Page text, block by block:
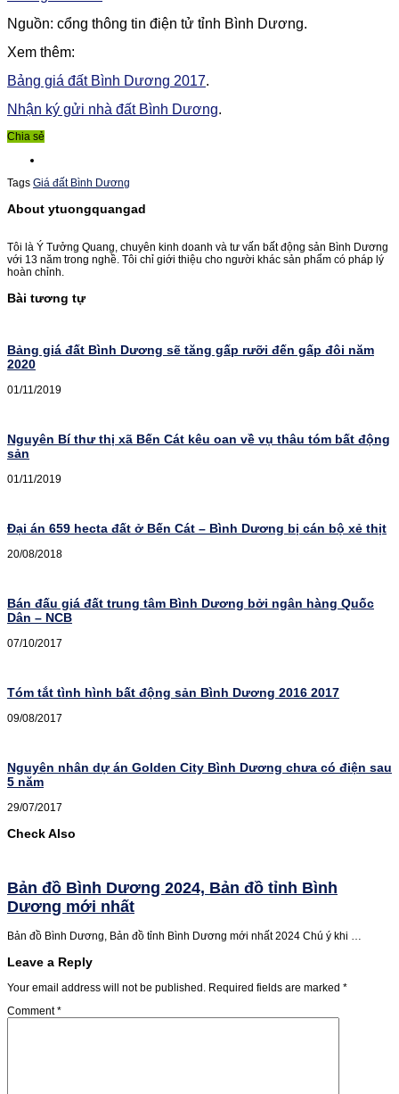
Nguồn: cổng thông tin điện tử tỉnh Bình Dương.
Xem thêm:
Bảng giá đất Bình Dương 2017.
Nhận ký gửi nhà đất Bình Dương.
Chia sẻ
Tags Giá đất Bình Dương
About ytuongquangad
Tôi là Ý Tưởng Quang, chuyên kinh doanh và tư vấn bất động sản Bình Dương
với 13 năm trong nghề. Tôi chỉ giới thiệu cho người khác sản phẩm có pháp lý
hoàn chỉnh.
Bài tương tự
Bảng giá đất Bình Dương sẽ tăng gấp rưỡi đến gấp đôi năm
2020
01/11/2019
Nguyên Bí thư thị xã Bến Cát kêu oan về vụ thâu tóm bất động
sản
01/11/2019
Đại án 659 hecta đất ở Bến Cát – Bình Dương bị cán bộ xẻ thịt
20/08/2018
Bán đấu giá đất trung tâm Bình Dương bởi ngân hàng Quốc
Dân – NCB
07/10/2017
Tóm tắt tình hình bất động sản Bình Dương 2016 2017
09/08/2017
Nguyên nhân dự án Golden City Bình Dương chưa có điện sau
5 năm
29/07/2017
Check Also
Bản đồ Bình Dương 2024, Bản đồ tỉnh Bình
Dương mới nhất
Bản đồ Bình Dương, Bản đồ tỉnh Bình Dương mới nhất 2024 Chú ý khi …
Leave a Reply
Your email address will not be published. Required fields are marked *
Comment*